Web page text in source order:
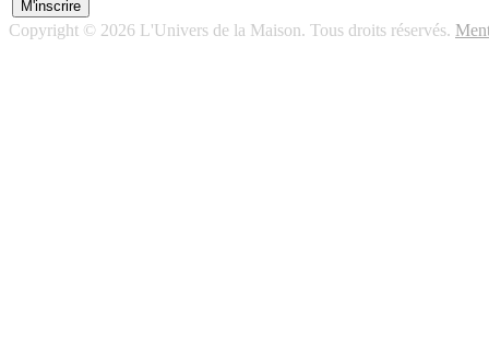
Copyright © 2026 L'Univers de la Maison. Tous droits réservés.